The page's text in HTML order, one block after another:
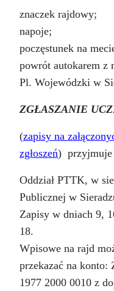
znaczek rajdowy;
napoje;
poczęstunek na
powrót autokarem z
Pl. Wojewódzki w
ZGŁASZANIE
(zapisy na
zgłoszeń) przyjmuje
Oddział PTTK, w
Publicznej w
Zapisy w dniach 9,
18.
Wpisowe na rajd
przekazać na konto:
1977 2000 0010 z